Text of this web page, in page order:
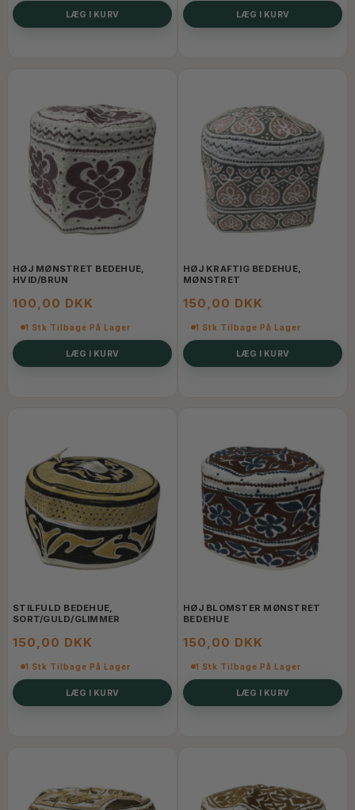
LÆG I KURV LÆG I KURV
HØJ MØNSTRET BEDEHUE,
HVID/BRUN
100,00 DKK
1 Stk Tilbage På Lager
LÆG I KURV
HØJ KRAFTIG BEDEHUE,
MØNSTRET
150,00 DKK
1 Stk Tilbage På Lager
LÆG I KURV
STILFULD BEDEHUE,
SORT/GULD/GLIMMER
150,00 DKK
1 Stk Tilbage På Lager
LÆG I KURV
HØJ BLOMSTER MØNSTRET
BEDEHUE
150,00 DKK
1 Stk Tilbage På Lager
LÆG I KURV